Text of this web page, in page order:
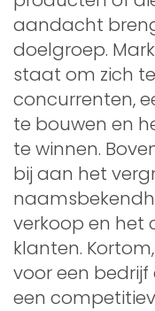
aandacht
doelgroep.
staat om zich
concurrenten,
te bouwen en
te winnen.
bij aan het
verkoop en het
klanten.
voor een bedrijf
een